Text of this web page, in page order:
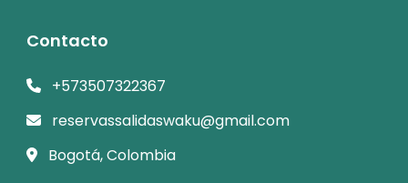
Contacto
+573507322367
reservassalidaswaku@gmail.com
Bogotá, Colombia